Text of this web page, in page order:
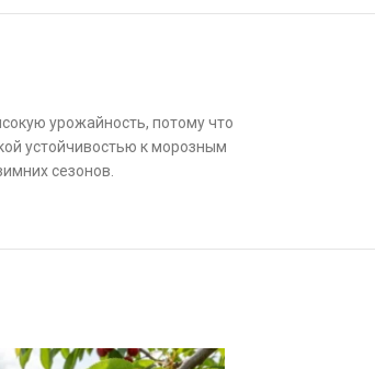
урожайность, потому что
устойчивостью к морозным
сезонов.